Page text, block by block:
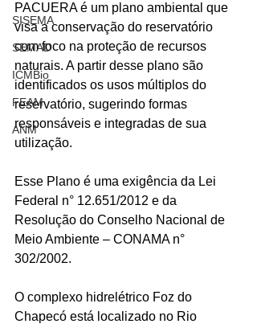
SISEMA
SEMAD
ICMBio
FEAM
ANM
PACUERA é um plano ambiental que
visa a conservação do reservatório
com foco na proteção de recursos
naturais. A partir desse plano são
identificados os usos múltiplos do
reservatório, sugerindo formas
responsáveis e integradas de sua
utilização.
Esse Plano é uma exigência da Lei
Federal n° 12.651/2012 e da
Resolução do Conselho Nacional de
Meio Ambiente – CONAMA n°
302/2002.
O complexo hidrelétrico Foz do
Chapecó está localizado no Rio